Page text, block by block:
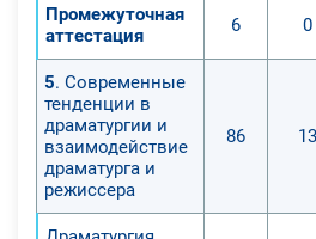
Промежуточная
аттестация
6 0
5. Современные
тенденции в
драматургии и
взаимодействие
драматурга и
режиссера
86 13